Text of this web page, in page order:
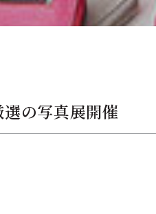
の写真展開催